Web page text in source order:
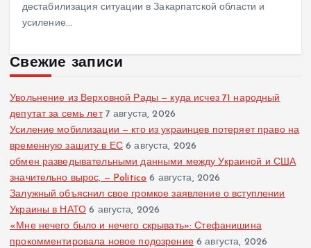
дестабилизация ситуации в Закарпатской области и
усиление…
Свежие записи
Увольнение из Верховной Рады — куда исчез 71 народный
депутат за семь лет 7 августа, 2026
Усиление мобилизации — кто из украинцев потеряет право на
временную защиту в ЕС 6 августа, 2026
обмен разведывательными данными между Украиной и США
значительно вырос, — Politico 6 августа, 2026
Залужный объяснил свое громкое заявление о вступлении
Украины в НАТО 6 августа, 2026
«Мне нечего было и нечего скрывать»: Стефанишина
прокомментировала новое подозрение 6 августа, 2026